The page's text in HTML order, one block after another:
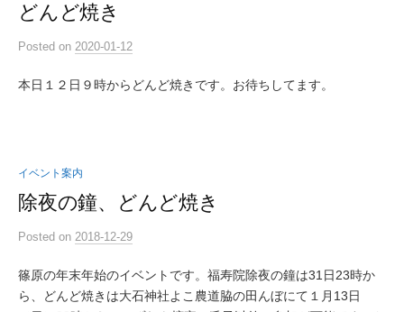
どんど焼き
Posted on 2020-01-12
本日１２日９時からどんど焼きです。お待ちしてます。
イベント案内
除夜の鐘、どんど焼き
Posted on 2018-12-29
篠原の年末年始のイベントです。福寿院除夜の鐘は31日23時か
ら、どんど焼きは大石神社よこ農道脇の田んぼにて１月13日